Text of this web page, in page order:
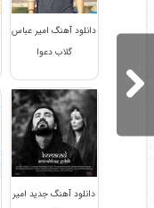
دانلود آهنگ امیر عباس
گلاب دعوا
دانلود آهنگ جدید امیر